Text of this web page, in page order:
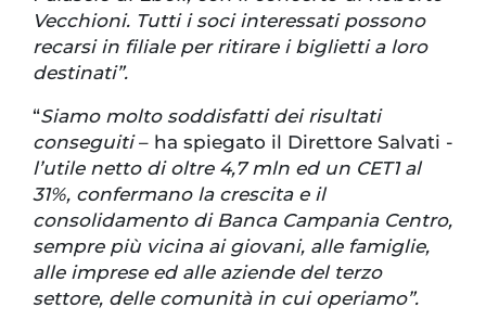
Vecchioni. Tutti i soci interessati possono
recarsi in filiale per ritirare i biglietti a loro
destinati”.
“Siamo molto soddisfatti dei risultati
conseguiti– ha spiegato il Direttore Salvati -
l’utile netto di oltre 4,7 mln ed un CET1 al
31%, confermano la crescita e il
consolidamento di Banca Campania Centro,
sempre più vicina ai giovani, alle famiglie,
alle imprese ed alle aziende del terzo
settore, delle comunità in cui operiamo”.